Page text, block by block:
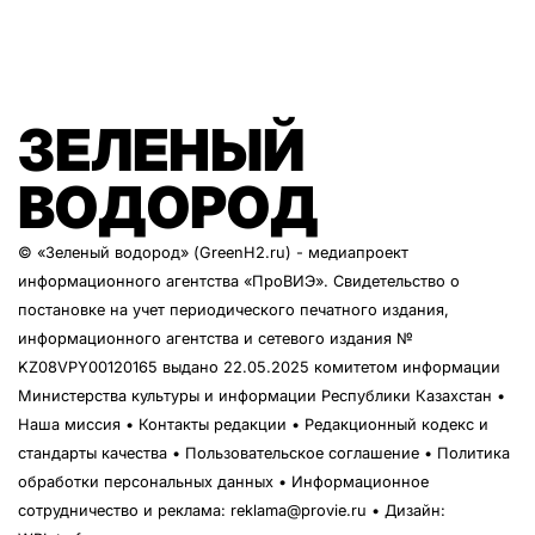
ЗЕЛЕНЫЙ
ВОДОРОД
© «Зеленый водород» (GreenH2.ru) - медиапроект
информационного агентства «ПроВИЭ». Свидетельство о
постановке на учет периодического печатного издания,
информационного агентства и сетевого издания №
KZ08VPY00120165 выдано 22.05.2025 комитетом информации
Министерства культуры и информации Республики Казахстан •
Наша миссия • Контакты редакции • Редакционный кодекс и
стандарты качества • Пользовательское соглашение • Политика
обработки персональных данных • Информационное
сотрудничество и реклама: reklama@provie.ru • Дизайн: